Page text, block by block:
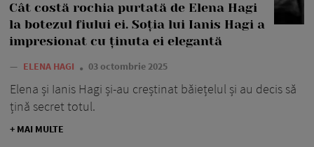
Cât costă rochia purtată de Elena Hagi
la botezul fiului ei. Soția lui Ianis Hagi a
impresionat cu ținuta ei elegantă
— ELENA HAGI 03 octombrie 2025
Elena și Ianis Hagi și-au creștinat băiețelul și au decis să
țină secret totul.
+ MAI MULTE